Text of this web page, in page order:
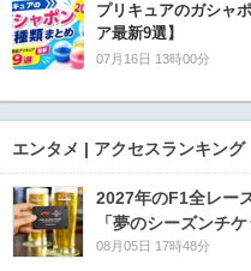
プリキュアのガシャ
ア最新9選】
07月16日 13時00分
エンタメ | アクセスランキング
2027年のF1全レー
「夢のシーズンチ
08月05日 17時48分